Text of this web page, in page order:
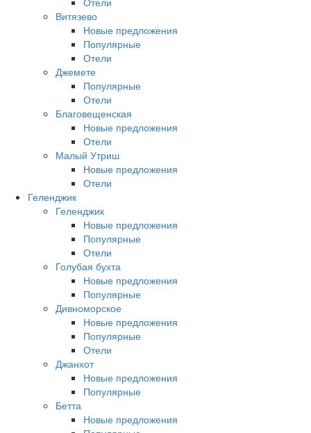
Витязево
Новые предложения
Популярные
Отели
Джемете
Популярные
Отели
Благовещенская
Новые предложения
Отели
Малый Утриш
Новые предложения
Отели
Геленджик
Геленджик
Новые предложения
Популярные
Отели
Голубая бухта
Новые предложения
Популярные
Дивноморское
Новые предложения
Популярные
Отели
Джанхот
Новые предложения
Популярные
Бетта
Новые предложения